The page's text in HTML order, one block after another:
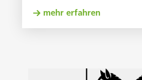
mehr erfahren